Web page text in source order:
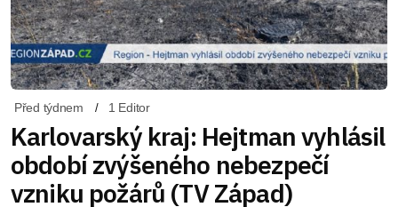
Před týdnem 1 Editor
Karlovarský kraj: Hejtman vyhlásil
období zvýšeného nebezpečí
vzniku požárů (TV Západ)